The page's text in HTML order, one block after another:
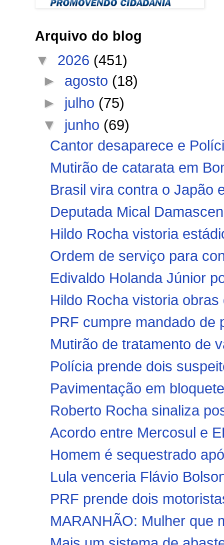
Arquivo do blog
▼ 2026 (451)
► agosto (18)
► julho (75)
▼ junho (69)
Cantor desaparece e
Mutirão de catarata em
Brasil vira contra o Japão
Deputada Mical
Hildo Rocha vistoria
Ordem de serviço para
Edivaldo Holanda Júnior
Hildo Rocha vistoria
PRF cumpre mandado de
Mutirão de tratamento de
Polícia prende dois
Pavimentação em
Roberto Rocha sinaliza
Acordo entre Mercosul e
Homem é sequestrado
Lula venceria Flávio
PRF prende dois
MARANHÃO: Mulher que